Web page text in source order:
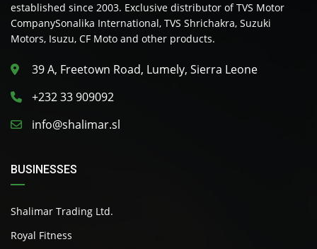
established since 2003. Exclusive distributor of TVS Motor
CompanySonalika International, TVS Shrichakra, Suzuki
Motors, Isuzu, CF Moto and other products.
39 A, Freetown Road, Lumely, Sierra Leone
+232 33 909092
info@shalimar.sl
BUSINESSES
Shalimar Trading Ltd.
Royal Fitness